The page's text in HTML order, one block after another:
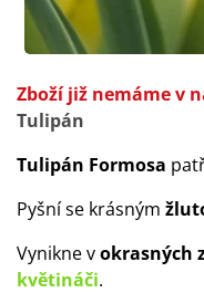
Zboží již nemáme v
Tulipán
Tulipán Formosa
Pyšní se krásným
Vynikne vokrasných
květináči.